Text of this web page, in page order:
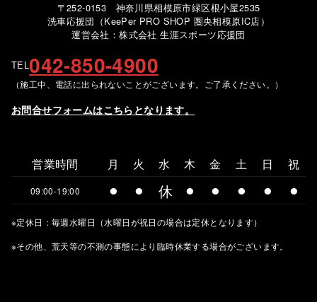
〒252-0153 神奈川県相模原市緑区根小屋2535
洗車応援団（KeePer PRO SHOP 圏央相模原IC店）
運営会社：株式会社 生涯スポーツ応援団
TEL042-850-4900
（施工中、電話に出られないことがございます。ご了承ください。）
お問合せフォームはこちらとなります。
営業時間 月 火 水 木 金 土 日 祝
09:00-19:00 ⚫︎ ⚫︎ 休 ⚫︎ ⚫︎ ⚫︎ ⚫︎ ⚫︎
※定休日：毎週水曜日（水曜日が祝日の場合は定休となります）
※その他、荒天等の不測の事態により臨時休業する場合がございます。